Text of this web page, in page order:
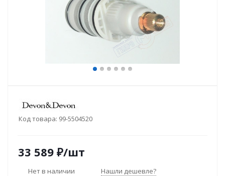
Код товара: 99-5504520
33 589 ₽/шт
Нет в наличии Нашли дешевле?